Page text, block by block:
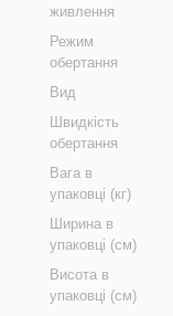
живлення
Режим
обертання
Вид
Швидкість
обертання
Вага в
упаковці (кг)
Ширина в
упаковці (см)
Висота в
упаковці (см)